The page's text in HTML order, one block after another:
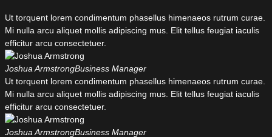
Ut torquent lorem condimentum phasellus himenaeos rutrum curae.
Mi nulla arcu aliquet mollis adipiscing mus. Elit tellus feugiat iaculis
efficitur arcu consectetuer.
Joshua ArmstrongBusiness Manager
Ut torquent lorem condimentum phasellus himenaeos rutrum curae.
Mi nulla arcu aliquet mollis adipiscing mus. Elit tellus feugiat iaculis
efficitur arcu consectetuer.
Joshua ArmstrongBusiness Manager